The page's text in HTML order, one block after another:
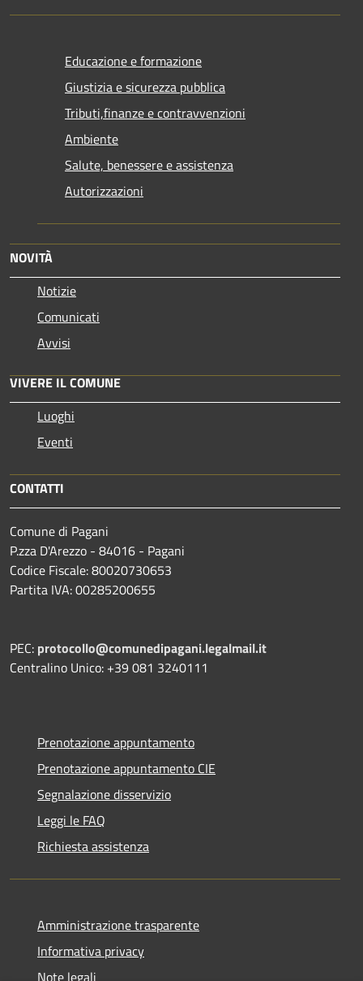
Educazione e formazione
Giustizia e sicurezza pubblica
Tributi,finanze e contravvenzioni
Ambiente
Salute, benessere e assistenza
Autorizzazioni
NOVITÀ
Notizie
Comunicati
Avvisi
VIVERE IL COMUNE
Luoghi
Eventi
CONTATTI
Comune di Pagani
P.zza D'Arezzo - 84016 - Pagani
Codice Fiscale: 80020730653
Partita IVA: 00285200655
PEC: protocollo@comunedipagani.legalmail.it
Centralino Unico: +39 081 3240111
Prenotazione appuntamento
Prenotazione appuntamento CIE
Segnalazione disservizio
Leggi le FAQ
Richiesta assistenza
Amministrazione trasparente
Informativa privacy
Note legali